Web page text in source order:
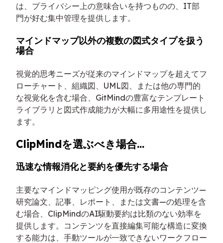
は、プライバシー上の意味合いを持つものの、IT部
門が好む集中管理を提供します。
マインドマップ以外の複数の図式タイプを扱う
場合
視覚的思考ニーズが従来のマインドマップを超えてフ
ローチャート、組織図、UML図、または他の専門的
な視覚化を含む場合、GitMindの豊富なテンプレート
ライブラリと図式作成能力が大幅に多用途性を提供し
ます。
ClipMindを選ぶべき場合...
迅速な情報消化と要約を優先する場合
主要なマインドマッピング使用が既存のコンテンツ—
研究論文、記事、レポート、または文書—の処理を含
む場合、ClipMindのAI駆動要約は比類のない効率を
提供します。コンテンツを直接編集可能な構造に変換
する能力は、手動ツールが一致できないワークフロー